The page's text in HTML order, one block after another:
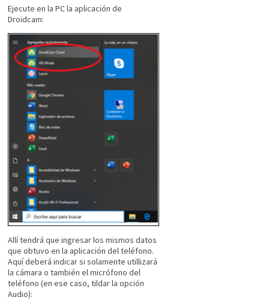
Ejecute en la PC la aplicación de
Droidcam:
Allí tendrá que ingresar los mismos datos
que obtuvo en la aplicación del teléfono.
Aquí deberá indicar si solamente utillizará
la cámara o también el micrófono del
teléfono (en ese caso, tildar la opción
Audio):